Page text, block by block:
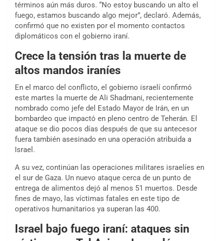
términos aún más duros. “No estoy buscando un alto el
fuego, estamos buscando algo mejor”, declaró. Además,
confirmó que no existen por el momento contactos
diplomáticos con el gobierno iraní.
Crece la tensión tras la muerte de
altos mandos iraníes
En el marco del conflicto, el gobierno israelí confirmó
este martes la muerte de Ali Shadmani, recientemente
nombrado como jefe del Estado Mayor de Irán, en un
bombardeo que impactó en pleno centro de Teherán. El
ataque se dio pocos días después de que su antecesor
fuera también asesinado en una operación atribuida a
Israel.
A su vez, continúan las operaciones militares israelíes en
el sur de Gaza. Un nuevo ataque cerca de un punto de
entrega de alimentos dejó al menos 51 muertos. Desde
fines de mayo, las víctimas fatales en este tipo de
operativos humanitarios ya superan las 400.
Israel bajo fuego iraní: ataques sin